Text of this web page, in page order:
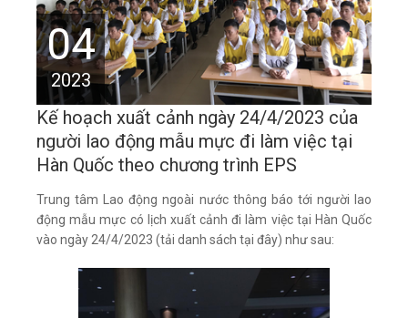
04
2023
Kế hoạch xuất cảnh ngày 24/4/2023 của
người lao động mẫu mực đi làm việc tại
Hàn Quốc theo chương trình EPS
Trung tâm Lao động ngoài nước thông báo tới người lao
động mẫu mực có lịch xuất cảnh đi làm việc tại Hàn Quốc
vào ngày 24/4/2023 (tải danh sách tại đây) như sau: